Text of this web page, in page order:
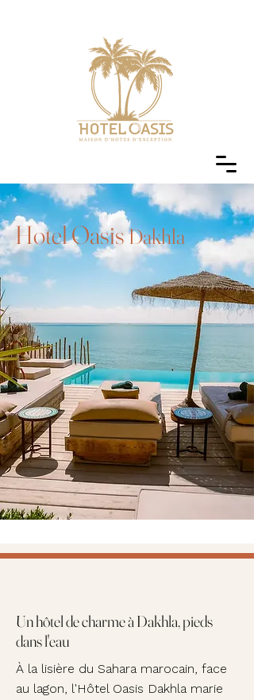
Hotel OasisDakhla
Un hôtel de charme à Dakhla, pieds
dans l'eau
À la lisière du Sahara marocain, face
au lagon, l'Hôtel Oasis Dakhla marie